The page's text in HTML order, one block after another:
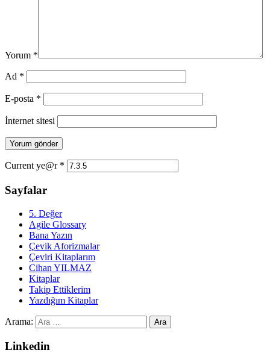
Yorum *
Ad *
E-posta *
İnternet sitesi
Current ye@r *
Sayfalar
5. Değer
Agile Glossary
Bana Yazın
Çevik Aforizmalar
Çeviri Kitaplarım
Cihan YILMAZ
Kitaplar
Takip Ettiklerim
Yazdığım Kitaplar
Arama:
Linkedin